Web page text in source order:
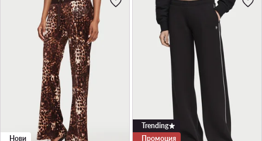
Нови
Trending
Промоция